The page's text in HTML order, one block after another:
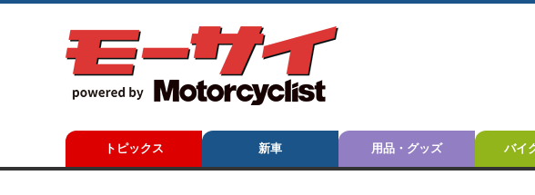
トピックス 新車 用品・グッズ バイ